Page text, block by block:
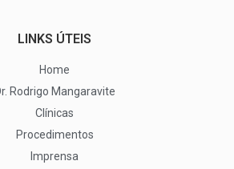
LINKS ÚTEIS
Home
Rodrigo Mangaravite
Clínicas
Procedimentos
Imprensa